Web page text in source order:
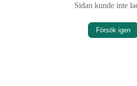
Sidan kunde inte
Försök igen